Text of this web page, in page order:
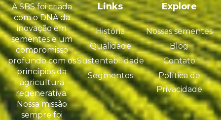
Links
História
Qualidade
Sustentabilidade
Segmentos
Explore
Nossas sementes
Blog
Contato
Política de
Privacidade
A SBS foi criada
com o DNA da
inovação em
sementes e um
compromisso
profundo com os
princípios da
agricultura
regenerativa.
Nossa missão
sempre foi